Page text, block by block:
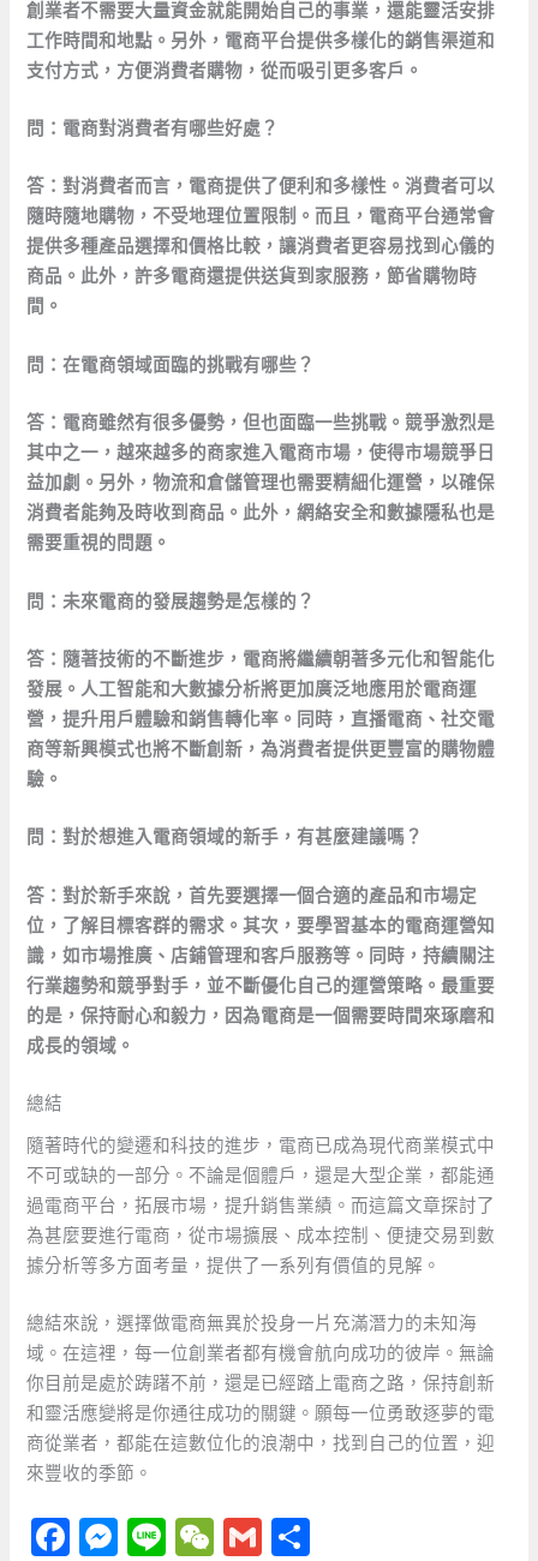
創業者不需要大量資金就能開始自己的事業，還能靈活安排
工作時間和地點。另外，電商平台提供多樣化的銷售渠道和
支付方式，方便消費者購物，從而吸引更多客戶。
問：電商對消費者有哪些好處？
答：對消費者而言，電商提供了便利和多樣性。消費者可以
隨時隨地購物，不受地理位置限制。而且，電商平台通常會
提供多種產品選擇和價格比較，讓消費者更容易找到心儀的
商品。此外，許多電商還提供送貨到家服務，節省購物時
間。
問：在電商領域面臨的挑戰有哪些？
答：電商雖然有很多優勢，但也面臨一些挑戰。競爭激烈是
其中之一，越來越多的商家進入電商市場，使得市場競爭日
益加劇。另外，物流和倉儲管理也需要精細化運營，以確保
消費者能夠及時收到商品。此外，網絡安全和數據隱私也是
需要重視的問題。
問：未來電商的發展趨勢是怎樣的？
答：隨著技術的不斷進步，電商將繼續朝著多元化和智能化
發展。人工智能和大數據分析將更加廣泛地應用於電商運
營，提升用戶體驗和銷售轉化率。同時，直播電商、社交電
商等新興模式也將不斷創新，為消費者提供更豐富的購物體
驗。
問：對於想進入電商領域的新手，有甚麼建議嗎？
答：對於新手來說，首先要選擇一個合適的產品和市場定
位，了解目標客群的需求。其次，要學習基本的電商運營知
識，如市場推廣、店鋪管理和客戶服務等。同時，持續關注
行業趨勢和競爭對手，並不斷優化自己的運營策略。最重要
的是，保持耐心和毅力，因為電商是一個需要時間來琢磨和
成長的領域。
總結
隨著時代的變遷和科技的進步，電商已成為現代商業模式中
不可或缺的一部分。不論是個體戶，還是大型企業，都能通
過電商平台，拓展市場，提升銷售業績。而這篇文章探討了
為甚麼要進行電商，從市場擴展、成本控制、便捷交易到數
據分析等多方面考量，提供了一系列有價值的見解。
總結來說，選擇做電商無異於投身一片充滿潛力的未知海
域。在這裡，每一位創業者都有機會航向成功的彼岸。無論
你目前是處於踌躇不前，還是已經踏上電商之路，保持創新
和靈活應變將是你通往成功的關鍵。願每一位勇敢逐夢的電
商從業者，都能在這數位化的浪潮中，找到自己的位置，迎
來豐收的季節。
F
M Li W G